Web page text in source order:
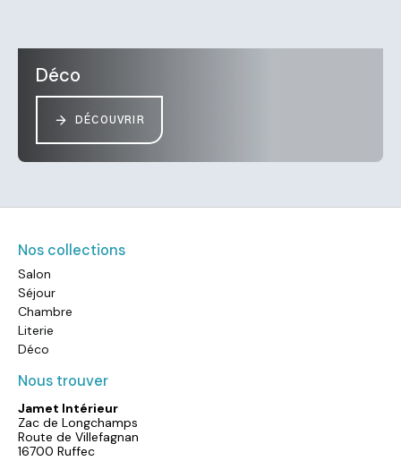
Déco
DÉCOUVRIR
Nos collections
Salon
Séjour
Chambre
Literie
Déco
Nous trouver
Jamet Intérieur
Zac de Longchamps
Route de Villefagnan
16700 Ruffec